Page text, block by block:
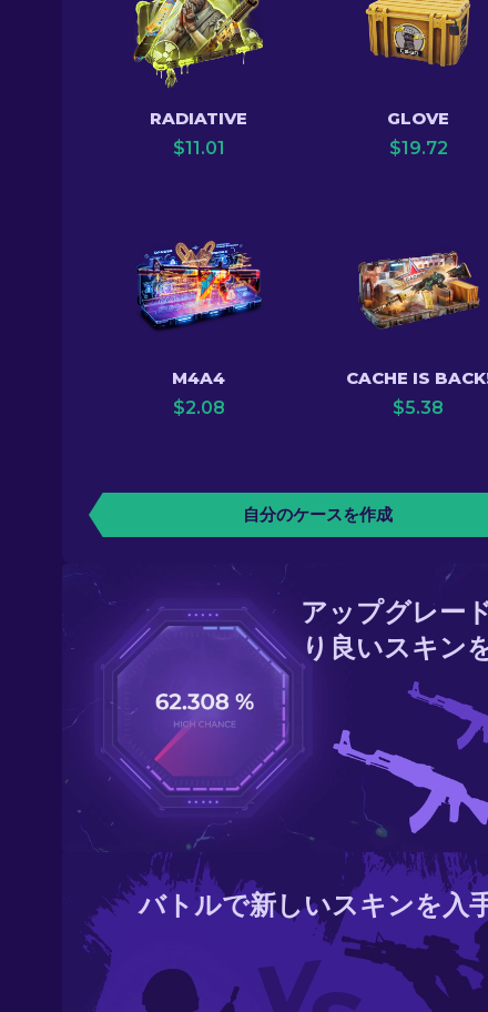
RADIATIVE
$11.01
GLOVE
$19.72
M4A4
$2.08
CACHE IS
$5.38
自分のケースを作成
アップグレー
り良いスキン
バトルで新しいスキンを入